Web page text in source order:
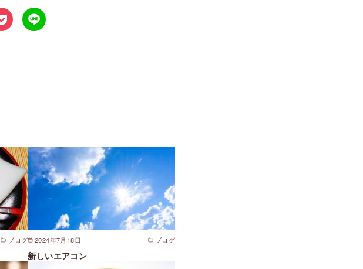
ブログ 2024年7月18日 ブログ
新しいエアコン